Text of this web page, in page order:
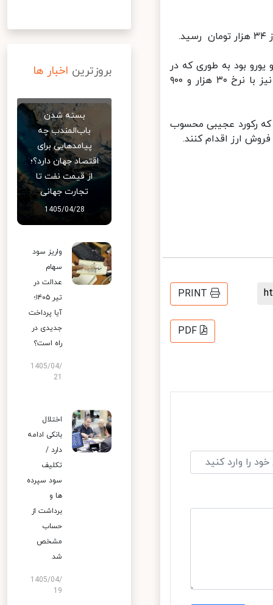
بود به طوری که در
صرافی‌های رسمی و معتبر هر دلار با نرخ ۲۶ هزار و ۳۵۰ تومان و هر یورو نیز با نرخ ۳۰ هزار و ۹۰۰
رکورد عجیبی محسوب
ارز اقدام کنند.
PRINT
PDF
بروزترین اخبار ها
بسته شدن
باب‌المندب چه
پیامدهایی برای
اقتصاد جهان دارد؟؛
از قیمت نفت تا
تجارت جهانی
1405/04/28
واریز سود
سهام
عدالت در
تیر ۱۴۰۵؛
آیا پرداخت
جدیدی در
راه است؟
1405/04/
اختلال
بانکی ادامه
دارد /
تکلیف
سود سپرده
ها و
برداشت از
حساب
مشخص
شد
1405/04/
19